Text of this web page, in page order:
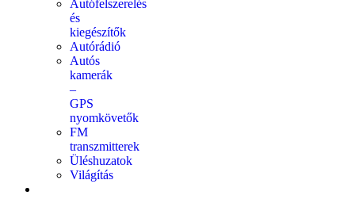
Autófelszerelés
és
kiegészítők
Autórádió
Autós
kamerák
–
GPS
nyomkövetők
FM
transzmitterek
Üléshuzatok
Világítás